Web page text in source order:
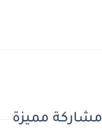
مشاركة مميزة